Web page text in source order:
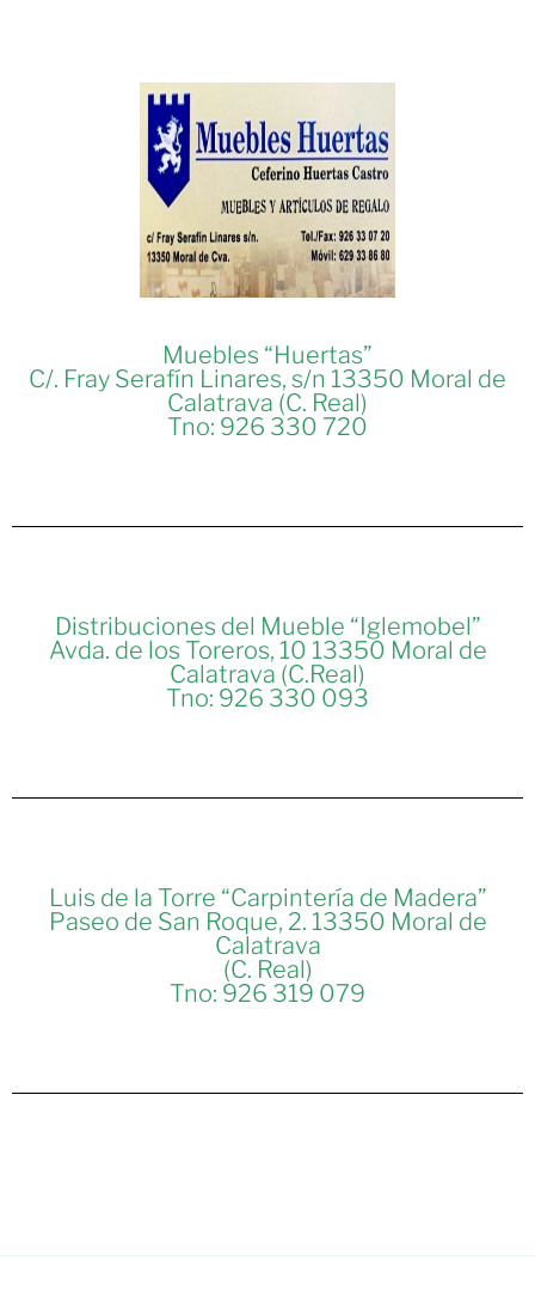
Muebles “Huertas”
C/. Fray Serafín Linares, s/n 13350 Moral de
Calatrava (C. Real)
Tno: 926 330 720
Distribuciones del Mueble “Iglemobel”
Avda. de los Toreros, 10 13350 Moral de
Calatrava (C.Real)
Tno: 926 330 093
Luis de la Torre “Carpintería de Madera”
Paseo de San Roque, 2. 13350 Moral de
Calatrava
(C. Real)
Tno: 926 319 079